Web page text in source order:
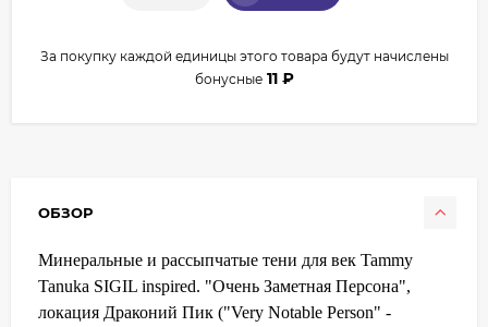
За покупку каждой единицы этого товара будут начислены
бонусные 11 ₽
ОБЗОР
Минеральные и рассыпчатые тени для век Tammy
Tanuka SIGIL inspired. "Очень Заметная Персона",
локация Драконий Пик ("Very Notable Person" -